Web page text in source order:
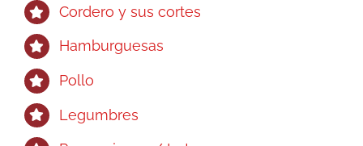
Cordero y sus cortes
Hamburguesas
Pollo
Legumbres